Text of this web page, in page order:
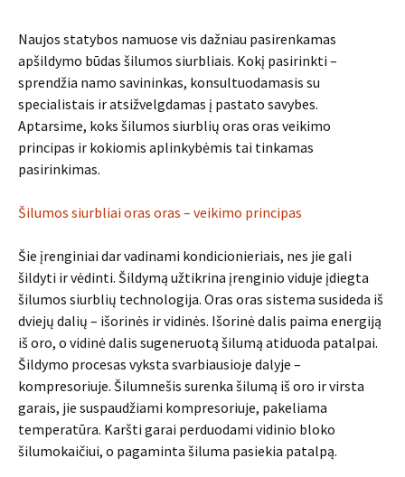
Naujos statybos namuose vis dažniau pasirenkamas
apšildymo būdas šilumos siurbliais. Kokį pasirinkti –
sprendžia namo savininkas, konsultuodamasis su
specialistais ir atsižvelgdamas į pastato savybes.
Aptarsime, koks šilumos siurblių oras oras veikimo
principas ir kokiomis aplinkybėmis tai tinkamas
pasirinkimas.
Šilumos siurbliai oras oras – veikimo principas
Šie įrenginiai dar vadinami kondicionieriais, nes jie gali
šildyti ir vėdinti. Šildymą užtikrina įrenginio viduje įdiegta
šilumos siurblių technologija. Oras oras sistema susideda iš
dviejų dalių – išorinės ir vidinės. Išorinė dalis paima energiją
iš oro, o vidinė dalis sugeneruotą šilumą atiduoda patalpai.
Šildymo procesas vyksta svarbiausioje dalyje –
kompresoriuje. Šilumnešis surenka šilumą iš oro ir virsta
garais, jie suspaudžiami kompresoriuje, pakeliama
temperatūra. Karšti garai perduodami vidinio bloko
šilumokaičiui, o pagaminta šiluma pasiekia patalpą.